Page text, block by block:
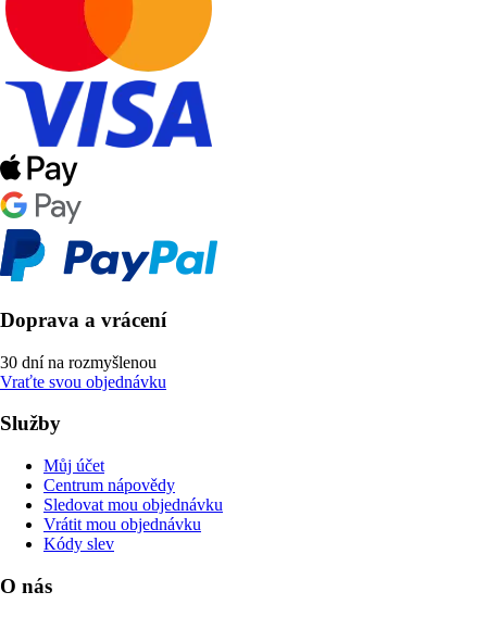
Doprava a vrácení
30 dní na rozmyšlenou
Vraťte svou objednávku
Služby
Můj účet
Centrum nápovědy
Sledovat mou objednávku
Vrátit mou objednávku
Kódy slev
O nás